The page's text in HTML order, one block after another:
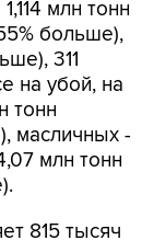
311
на убой, на
тонн
масличных -
млн тонн
815 тысяч